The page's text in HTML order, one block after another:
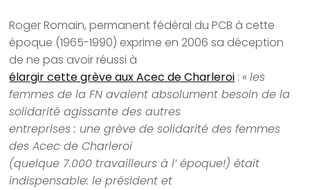
Roger Romain, permanent fédéral du PCB à cette
époque (1965-1990) exprime en 2006 sa déception
de ne pas avoir réussi à
élargir cette grève aux Acec de Charleroi : «les
femmes de la FN avaient absolument besoin de la
solidarité agissante des autres
entreprises : une grève de solidarité des femmes
des Acec de Charleroi
(quelque 7.000 travailleurs à l’ époque!) était
indispensable: le président et